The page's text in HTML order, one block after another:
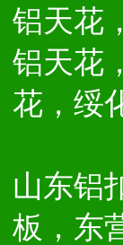
铝天花
铝天花
花，绥
山东铝
板，东